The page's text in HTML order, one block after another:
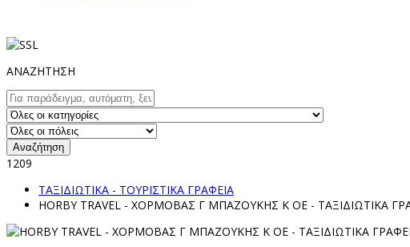
ΑΝΑΖΗΤΗΣΗ
Αναζήτηση
1209
ΤΑΞΙΔΙΩΤΙΚΑ - ΤΟΥΡΙΣΤΙΚΑ ΓΡΑΦΕΙΑ
HORBY TRAVEL - ΧΟΡΜΟΒΑΣ Γ ΜΠΑΖΟΥΚΗΣ Κ ΟΕ - ΤΑΞΙΔΙΩΤΙΚΑ